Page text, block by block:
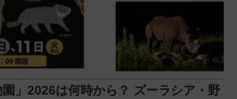
園」2026は何時から？ ズーラシア・野